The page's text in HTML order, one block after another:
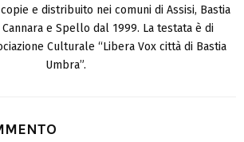
e distribuito nei comuni di Assisi, Bastia
e Spello dal 1999. La testata è di
Culturale “Libera Vox città di Bastia
Umbra”.